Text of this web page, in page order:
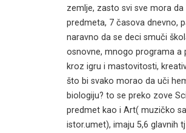
zemlje, zasto svi sve mora da
predmeta, 7 časova dnevno,
naravno da se deci smuči
osnovne, mnogo programa a
kroz igru i mastovitosti,
što bi svako morao da uči
biologiju? to se preko zove
predmet kao i Art( muzičko
istor.umet), imaju 5,6 glavnih